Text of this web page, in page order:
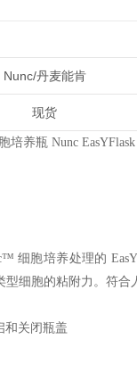
Nunc/丹麦能肯
现货
养瓶 Nunc EasYFlask
细胞培养处理的
细胞的粘附力。符合
和关闭瓶盖